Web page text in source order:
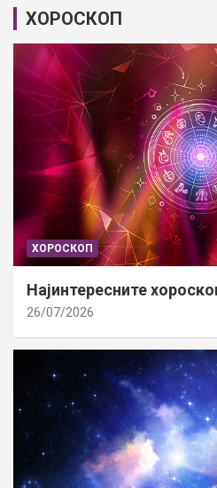
ХОРОСКОП
ХОРОСКОП
Најинтересните
26/07/2026